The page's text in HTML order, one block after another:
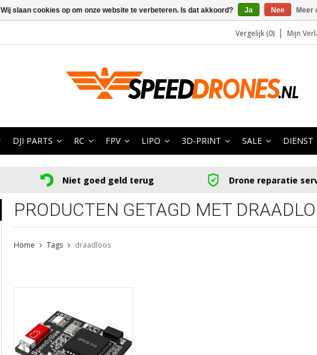
Vergelijk (0) Mijn
DJI PARTS RC FPV LIPO 3D-PRINT SALE DIENST
Niet goed geld terug Drone reparatie
PRODUCTEN GETAGD MET
Home Tags draadloos
Wij slaan cookies op om onze website te verbeteren. Is dat akkoord? Ja Nee Meer